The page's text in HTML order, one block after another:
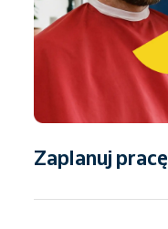
Zaplanuj